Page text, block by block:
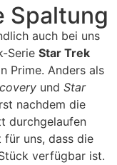
Spaltung
auch bei uns
Serie Star Trek
Prime. Anders als
und Star
nachdem die
durchgelaufen
uns, dass die
verfügbar ist.